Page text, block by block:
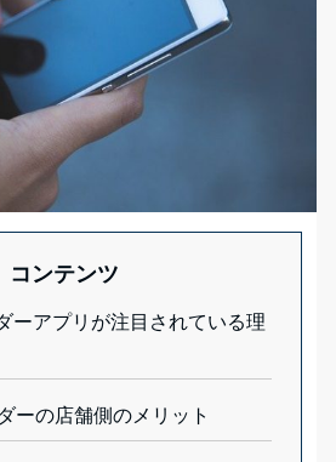
コンテンツ
ーアプリが注目されている理
ーの店舗側のメリット